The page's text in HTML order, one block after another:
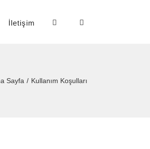
İletişim
Sayfa Kullanım Koşulları